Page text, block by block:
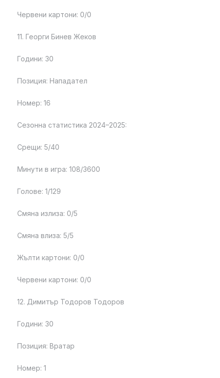
Червени картони: 0/0
11. Георги Бинев Жеков
Години: 30
Позиция: Нападател
Номер: 16
Сезонна статистика 2024–2025:
Срещи: 5/40
Минути в игра: 108/3600
Голове: 1/129
Смяна излиза: 0/5
Смяна влиза: 5/5
Жълти картони: 0/0
Червени картони: 0/0
12. Димитър Тодоров Тодоров
Години: 30
Позиция: Вратар
Номер: 1